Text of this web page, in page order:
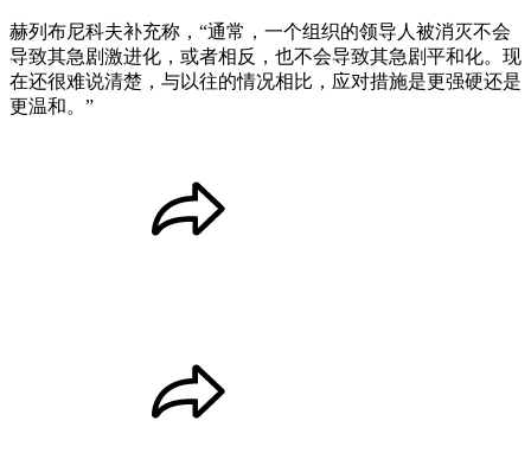
赫列布尼科夫补充称，“通常，一个组织的领导人被消灭不会
导致其急剧激进化，或者相反，也不会导致其急剧平和化。现
在还很难说清楚，与以往的情况相比，应对措施是更强硬还是
更温和。”